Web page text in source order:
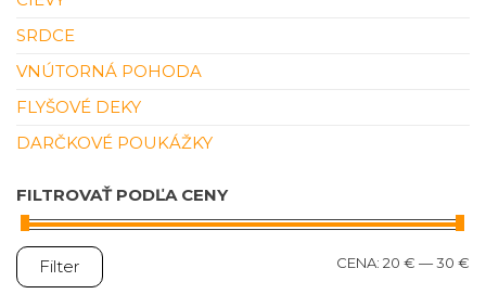
SRDCE
VNÚTORNÁ POHODA
FLYŠOVÉ DEKY
DARČKOVÉ POUKÁŽKY
FILTROVAŤ PODĽA CENY
Filter CENA: 20 € —30 €